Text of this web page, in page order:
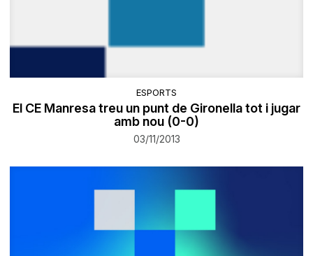
ESPORTS
El CE Manresa treu un punt de Gironella tot i jugar
amb nou (0-0)
03/11/2013